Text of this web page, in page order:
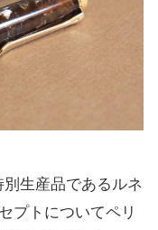
生産品であるルネ
プトについてペリ